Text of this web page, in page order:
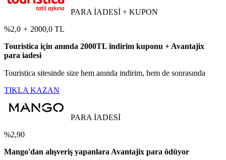
PARA İADESİ + KUPON
%2,0 + 2000,0 TL
Touristica için anında 2000TL indirim kuponu + Avantajix
para iadesi
Touristica sitesinde size hem anında indirim, hem de sonrasında
TIKLA KAZAN
PARA İADESİ
%2,90
Mango'dan alışveriş yapanlara Avantajix para ödüyor